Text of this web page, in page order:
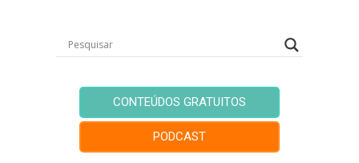
CONTEÚDOS GRATUITOS
PODCAST